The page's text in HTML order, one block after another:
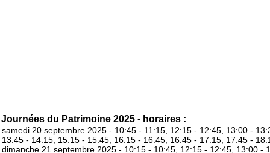
Journées du Patrimoine 2025 - horaires :
samedi 20 septembre 2025 - 10:45 - 11:15, 12:15 - 12:45, 13:00 -
13:45 - 14:15, 15:15 - 15:45, 16:15 - 16:45, 16:45 - 17:15, 17:45 -
dimanche 21 septembre 2025 - 10:15 - 10:45, 12:15 - 12:45, 13:00 -